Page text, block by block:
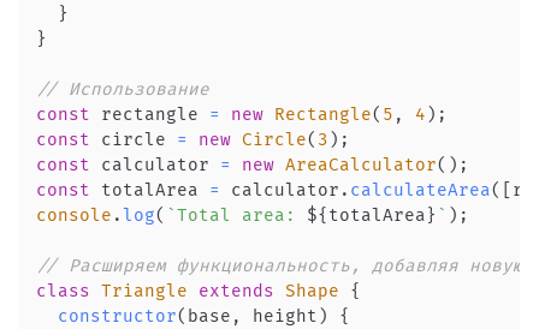
}
}
// Использование
const rectangle = new Rectangle( 5 , 4 ) ;
const circle = new Circle( 3 ) ;
const calculator = new AreaCalculator( ) ;
const totalArea = calculator . calculateArea(
console .log( `Total area: ${ totalArea} ` ) ;
// Расширяем функциональность, добавляя новую
class Triangle extends Shape
{
constructor( base , height )
{